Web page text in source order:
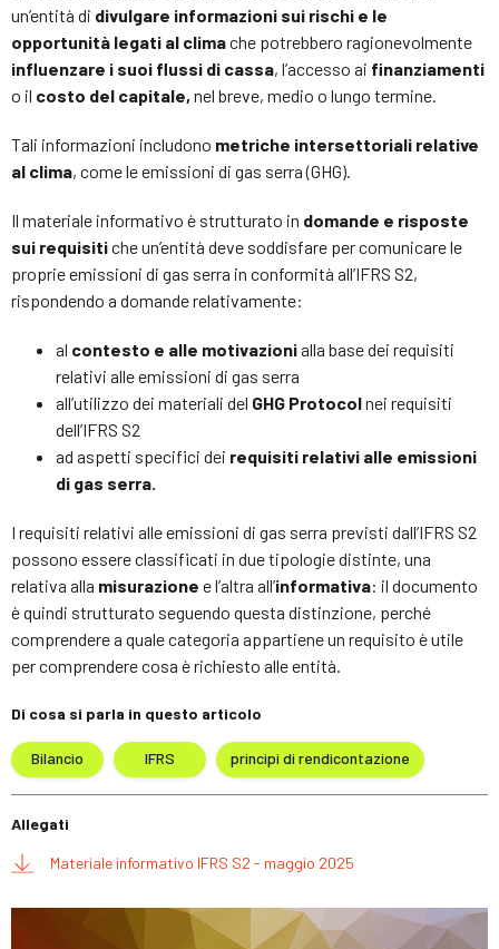
un’entità di divulgare informazioni sui rischi e le
opportunità legati al climache potrebbero ragionevolmente
influenzare i suoi flussi di cassa, l’accesso ai finanziamenti
o il costo del capitale, nel breve, medio o lungo termine.
Tali informazioni includono metriche intersettoriali relative
al clima, come le emissioni di gas serra (GHG).
Il materiale informativo è strutturato in domande e risposte
sui requisitiche un’entità deve soddisfare per comunicare le
proprie emissioni di gas serra in conformità all’IFRS S2,
rispondendo a domande relativamente:
al contesto e alle motivazionialla base dei requisiti
relativi alle emissioni di gas serra
all’utilizzo dei materiali del GHG Protocolnei requisiti
dell’IFRS S2
ad aspetti specifici dei requisiti relativi alle emissioni
di gas serra.
I requisiti relativi alle emissioni di gas serra previsti dall’IFRS S2
possono essere classificati in due tipologie distinte, una
relativa alla misurazione e l’altra all’informativa: il documento
è quindi strutturato seguendo questa distinzione, perché
comprendere a quale categoria appartiene un requisito è utile
per comprendere cosa è richiesto alle entità.
Di cosa si parla in questo articolo
Bilancio IFRS principi di rendicontazione
Allegati
Materiale informativo IFRS S2 - maggio 2025